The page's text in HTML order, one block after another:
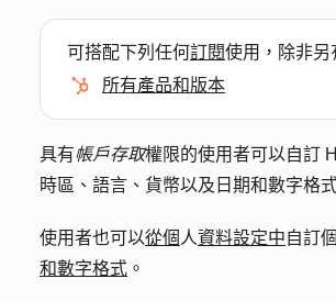
可搭配下列任何訂閱使用，除非另
所有產品和版本
具有帳戶存取權限的使用者可以自訂
時區、語言、貨幣以及日期和數字格
使用者也可以從個 人資料設定中自訂
和數字格式 。